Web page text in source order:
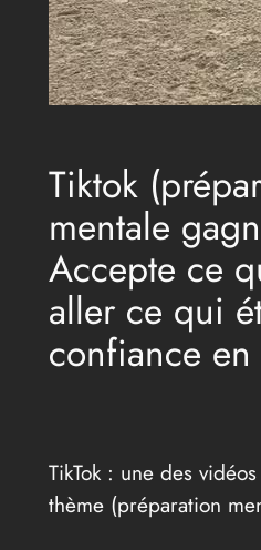
Tiktok
mentale
Accepte ce
aller ce qui
confiance
TikTok : une des
thème (préparation